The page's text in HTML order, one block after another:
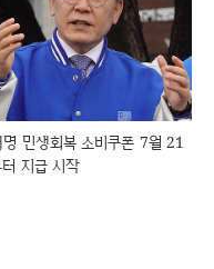
명 민생회복 소비쿠폰 7월 21
터 지급 시작